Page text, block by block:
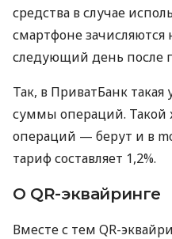
средства в случае
смартфоне зачисляются
следующий день после
Так, в ПриватБанк такая
суммы операций.
операций — берут и в
тариф составляет 1,2%.
О QR-эквайринге
Вместе с тем QR-